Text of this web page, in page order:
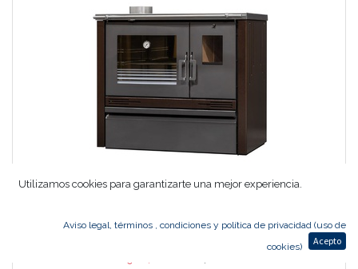
Utilizamos cookies para garantizarte una mejor experiencia.
Aviso legal, términos , condiciones y política de privacidad (uso de
cookies)
Acepto